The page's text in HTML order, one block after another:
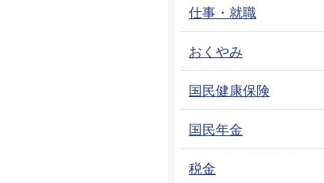
仕事・就職
おくやみ
国民健康保険
国民年金
税金